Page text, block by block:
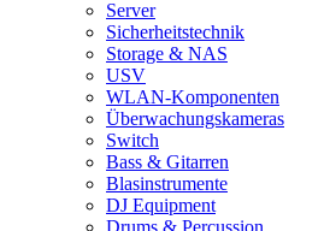
Server
Sicherheitstechnik
Storage & NAS
USV
WLAN-Komponenten
Überwachungskameras
Switch
Bass & Gitarren
Blasinstrumente
DJ Equipment
Drums & Percussion